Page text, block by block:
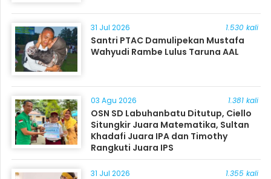
31 Jul 2026 1.530 kali
Santri PTAC Damulipekan Mustafa
Wahyudi Rambe Lulus Taruna AAL
03 Agu 2026 1.381 kali
OSN SD Labuhanbatu Ditutup, Ciello
Situngkir Juara Matematika, Sultan
Khadafi Juara IPA dan Timothy
Rangkuti Juara IPS
31 Jul 2026 1.355 kali